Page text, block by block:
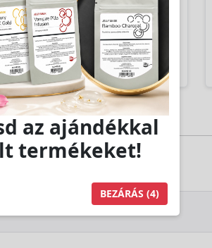
FÜLBEVALÓK
az ajándékkal
termékeket!
BEZÁRÁS (3)